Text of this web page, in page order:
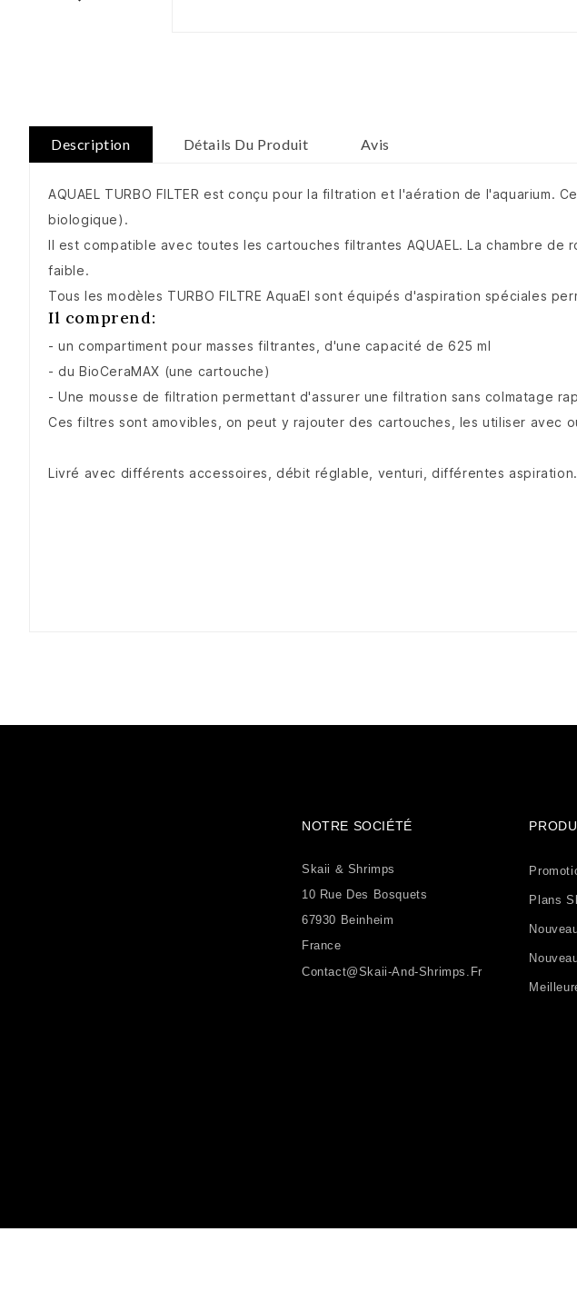
Description Détails Du Produit Avis
AQUAEL TURBO FILTER est conçu pour la filtration et l'aération de
biologique).
Il est compatible avec toutes les cartouches filtrantes AQUAEL. La chambre
faible.
Tous les modèles TURBO FILTRE AquaEl sont équipés d'aspiration spéciales
Il comprend:
- un compartiment pour masses filtrantes, d'une capacité de 625 ml
- du BioCeraMAX (une cartouche)
- Une mousse de filtration permettant d'assurer une filtration sans colmatage
Ces filtres sont amovibles, on peut y rajouter des cartouches, les utiliser avec
Livré avec différents accessoires, débit réglable, venturi, différentes aspiration.
NOTRE SOCIÉTÉ
Skaii & Shrimps
10 Rue Des Bosquets
67930 Beinheim
France
Contact@skaii-And-Shrimps.fr
Plans